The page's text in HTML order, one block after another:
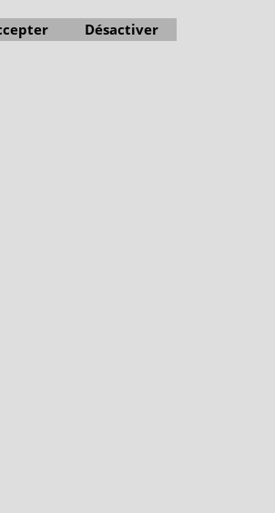
Désactiver